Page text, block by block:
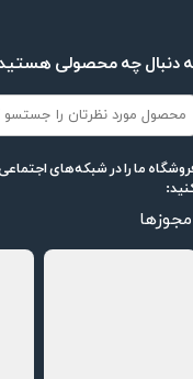
مجوزها
دنبال چه محصولی
ما را در شبکه‌های